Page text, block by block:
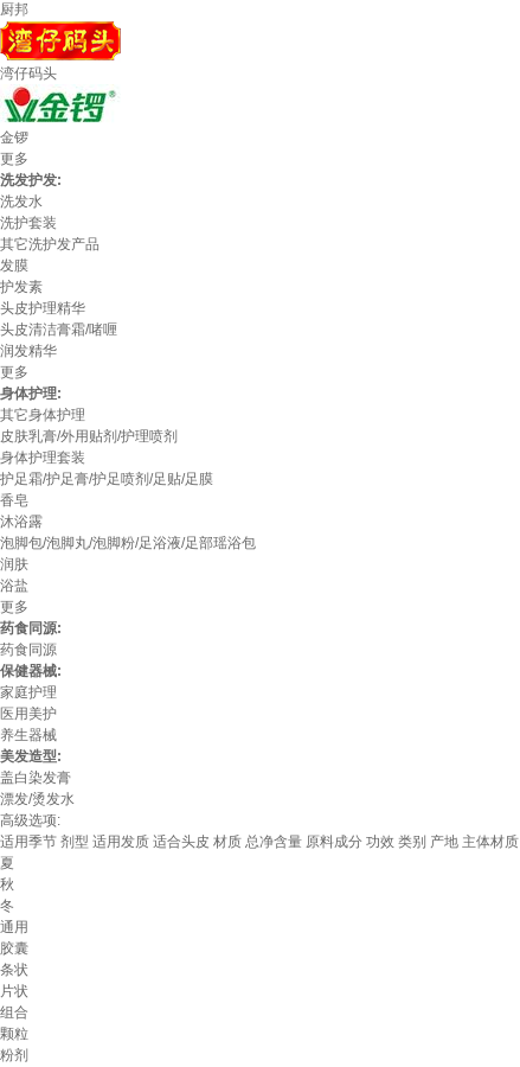
厨邦
湾仔码头
金锣
更多
洗发护发:
洗发水
洗护套装
其它洗护发产品
发膜
护发素
头皮护理精华
头皮清洁膏霜/啫喱
润发精华
更多
身体护理:
其它身体护理
皮肤乳膏/外用贴剂/护理喷剂
身体护理套装
护足霜/护足膏/护足喷剂/足贴/足膜
香皂
沐浴露
泡脚包/泡脚丸/泡脚粉/足浴液/足部瑶浴包
润肤
浴盐
更多
药食同源:
药食同源
保健器械:
家庭护理
医用美护
养生器械
美发造型:
盖白染发膏
漂发/烫发水
高级选项:
适用季节 剂型 适用发质 适合头皮 材质 总净含量 原料成分 功效 类别 产地 主体材质
夏
秋
冬
通用
胶囊
条状
片状
组合
颗粒
粉剂